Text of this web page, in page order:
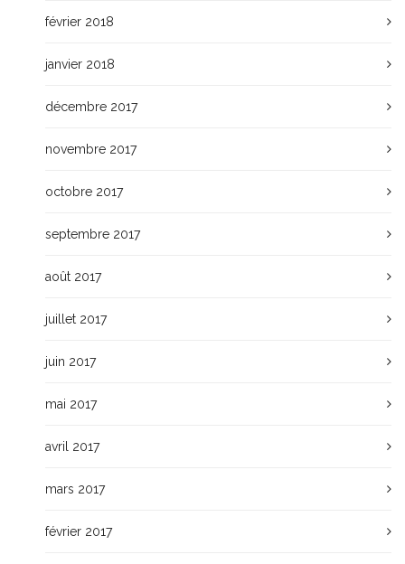
février 2018
janvier 2018
décembre 2017
novembre 2017
octobre 2017
septembre 2017
août 2017
juillet 2017
juin 2017
mai 2017
avril 2017
mars 2017
février 2017